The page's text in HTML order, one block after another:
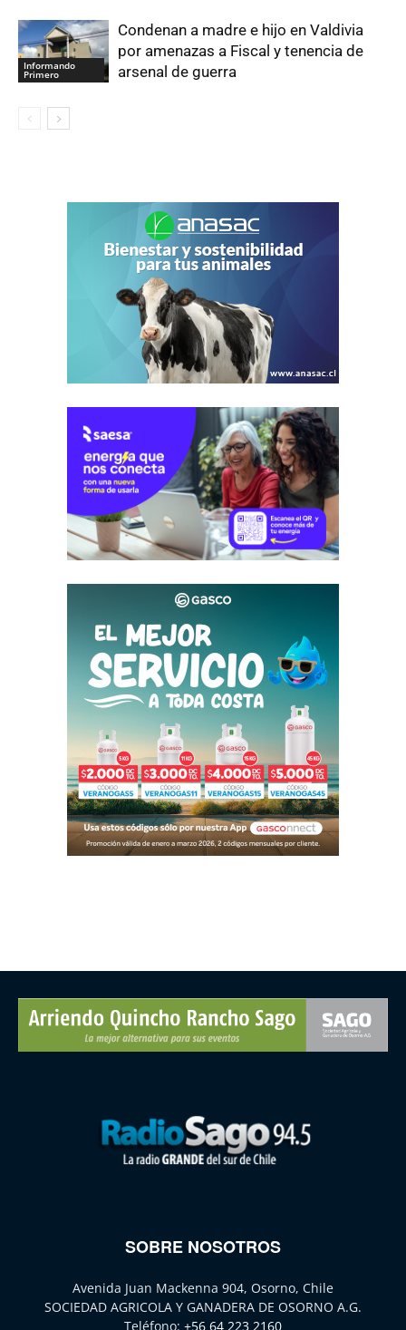
Informando
Primero
Condenan a madre e hijo en Valdivia
por amenazas a Fiscal y tenencia de
arsenal de guerra
SOBRE NOSOTROS
Avenida Juan Mackenna 904, Osorno, Chile
SOCIEDAD AGRICOLA Y GANADERA DE OSORNO A.G.
Teléfono: +56 64 223 2160